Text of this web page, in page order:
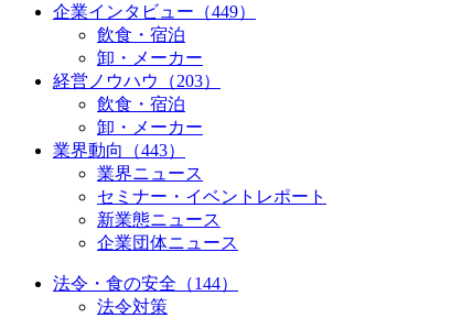
企業インタビュー（449）
飲食・宿泊
卸・メーカー
経営ノウハウ（203）
飲食・宿泊
卸・メーカー
業界動向（443）
業界ニュース
セミナー・イベントレポート
新業態ニュース
企業団体ニュース
法令・食の安全（144）
法令対策